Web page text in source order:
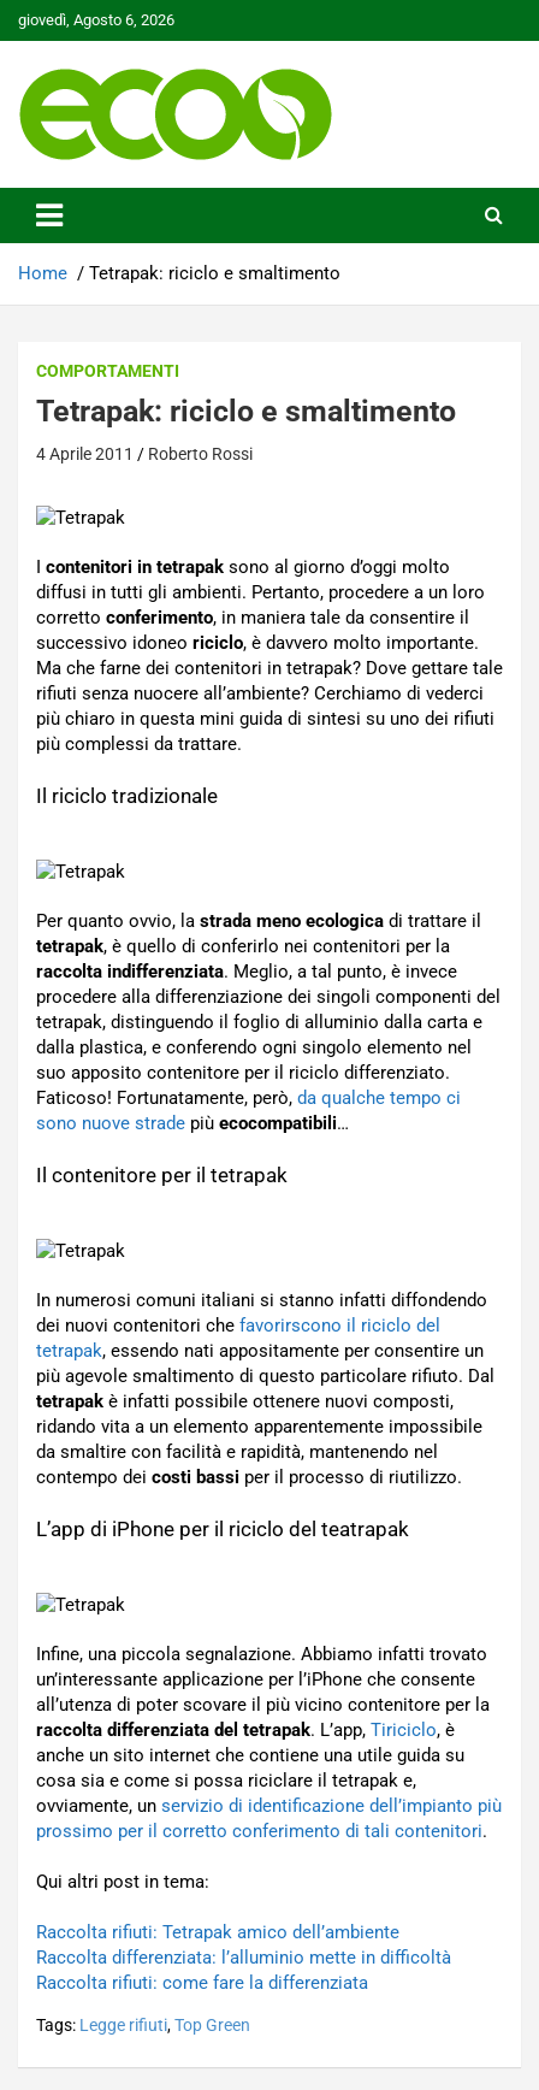
Skip
to
giovedì, Agosto 6, 2026
Ecoo.it
Home Tetrapak: riciclo e smaltimento
COMPORTAMENTI
Tetrapak: riciclo e smaltimento
4 Aprile 2011 Roberto Rossi
I contenitori in tetrapak sono al giorno d’oggi molto
diffusi in tutti gli ambienti. Pertanto, procedere a un loro
corretto conferimento, in maniera tale da consentire il
successivo idoneo riciclo, è davvero molto importante.
Ma che farne dei contenitori in tetrapak? Dove gettare tale
rifiuti senza nuocere all’ambiente? Cerchiamo di vederci
più chiaro in questa mini guida di sintesi su uno dei rifiuti
più complessi da trattare.
Il riciclo tradizionale
Per quanto ovvio, la strada meno ecologica di trattare il
tetrapak, è quello di conferirlo nei contenitori per la
raccolta indifferenziata. Meglio, a tal punto, è invece
procedere alla differenziazione dei singoli componenti del
tetrapak, distinguendo il foglio di alluminio dalla carta e
dalla plastica, e conferendo ogni singolo elemento nel
suo apposito contenitore per il riciclo differenziato.
Faticoso! Fortunatamente, però, da qualche tempo ci
sono nuove strade più ecocompatibili…
Il contenitore per il tetrapak
In numerosi comuni italiani si stanno infatti diffondendo
dei nuovi contenitori che favorirscono il riciclo del
tetrapak, essendo nati appositamente per consentire un
più agevole smaltimento di questo particolare rifiuto. Dal
tetrapak è infatti possibile ottenere nuovi composti,
ridando vita a un elemento apparentemente impossibile
da smaltire con facilità e rapidità, mantenendo nel
contempo dei costi bassi per il processo di riutilizzo.
L’app di iPhone per il riciclo del teatrapak
Infine, una piccola segnalazione. Abbiamo infatti trovato
un’interessante applicazione per l’iPhone che consente
all’utenza di poter scovare il più vicino contenitore per la
raccolta differenziata del tetrapak. L’app, Tiriciclo, è
anche un sito internet che contiene una utile guida su
cosa sia e come si possa riciclare il tetrapak e,
ovviamente, un servizio di identificazione dell’impianto più
prossimo per il corretto conferimento di tali contenitori.
Qui altri post in tema:
Raccolta rifiuti: Tetrapak amico dell’ambiente
Raccolta differenziata: l’alluminio mette in difficoltà
Raccolta rifiuti: come fare la differenziata
Tags: Legge rifiuti,Top Green